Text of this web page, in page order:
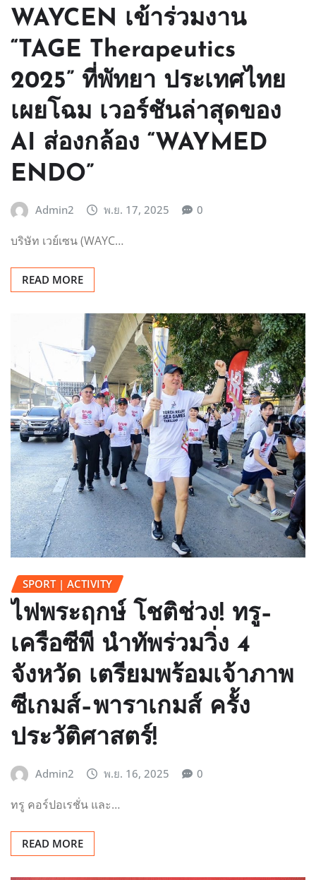
WAYCEN เข้าร่วมงาน
“TAGE Therapeutics
2025” ที่พัทยา ประเทศไทย
เผยโฉม เวอร์ชันล่าสุดของ
AI ส่องกล้อง “WAYMED
ENDO”
Admin2 พ.ย. 17, 2025 0
บริษัท เวย์เซน (WAYC…
READ MORE
SPORT | ACTIVITY
ไฟพระฤกษ์ โชติช่วง! ทรู–
เครือซีพี นำทัพร่วมวิ่ง 4
จังหวัด เตรียมพร้อมเจ้าภาพ
ซีเกมส์–พาราเกมส์ ครั้ง
ประวัติศาสตร์!
Admin2 พ.ย. 16, 2025 0
ทรู คอร์ปอเรชั่น และ…
READ MORE